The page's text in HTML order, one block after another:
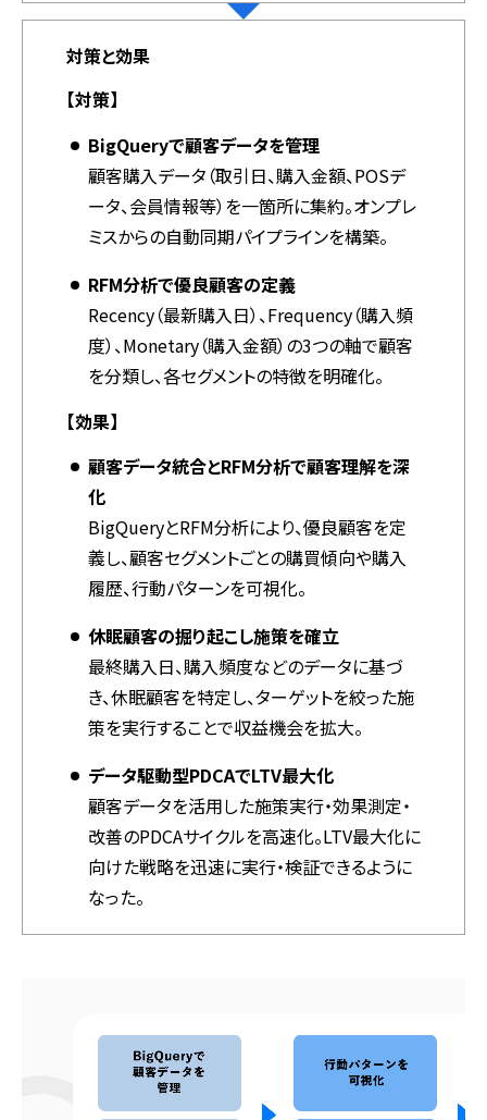
対策と効果
【対策】
BigQueryで顧客データを管理
顧客購入データ（取引日、購入金額、POSデ
ータ、会員情報等）を一箇所に集約。オンプレ
ミスからの自動同期パイプラインを構築。
RFM分析で優良顧客の定義
Recency（最新購入日）、Frequency（購入頻
度）、Monetary（購入金額）の3つの軸で顧客
を分類し、各セグメントの特徴を明確化。
【効果】
顧客データ統合とRFM分析で顧客理解を深
化
BigQueryとRFM分析により、優良顧客を定
義し、顧客セグメントごとの購買傾向や購入
履歴、行動パターンを可視化。
休眠顧客の掘り起こし施策を確立
最終購入日、購入頻度などのデータに基づ
き、休眠顧客を特定し、ターゲットを絞った施
策を実行することで収益機会を拡大。
データ駆動型PDCAでLTV最大化
顧客データを活用した施策実行・効果測定・
改善のPDCAサイクルを高速化。LTV最大化に
向けた戦略を迅速に実行・検証できるように
なった。